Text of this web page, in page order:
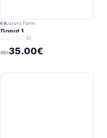
Luxury Farm
Donut 1
(0)
dès35.00€